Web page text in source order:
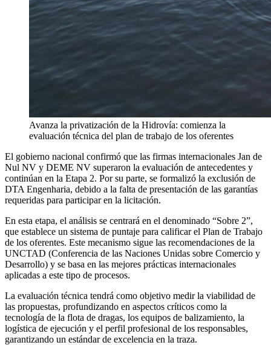
Avanza la privatización de la Hidrovía: comienza la
evaluación técnica del plan de trabajo de los oferentes
El gobierno nacional confirmó que las firmas internacionales Jan de
Nul NV y DEME NV superaron la evaluación de antecedentes y
continúan en la Etapa 2. Por su parte, se formalizó la exclusión de
DTA Engenharia, debido a la falta de presentación de las garantías
requeridas para participar en la licitación.
En esta etapa, el análisis se centrará en el denominado “Sobre 2”,
que establece un sistema de puntaje para calificar el Plan de Trabajo
de los oferentes. Este mecanismo sigue las recomendaciones de la
UNCTAD (Conferencia de las Naciones Unidas sobre Comercio y
Desarrollo) y se basa en las mejores prácticas internacionales
aplicadas a este tipo de procesos.
La evaluación técnica tendrá como objetivo medir la viabilidad de
las propuestas, profundizando en aspectos críticos como la
tecnología de la flota de dragas, los equipos de balizamiento, la
logística de ejecución y el perfil profesional de los responsables,
garantizando un estándar de excelencia en la traza.